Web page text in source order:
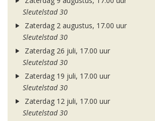
Sleutelstad 30
Zaterdag 2 augustus, 17.00 uur
Sleutelstad 30
Zaterdag 26 juli, 17.00 uur
Sleutelstad 30
Zaterdag 19 juli, 17.00 uur
Sleutelstad 30
Zaterdag 12 juli, 17.00 uur
Sleutelstad 30